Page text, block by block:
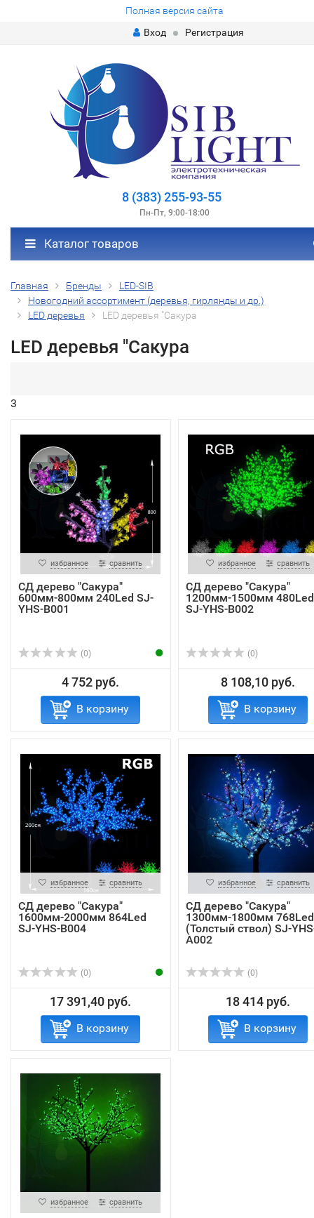
Полная версия сайта
Вход
Регистрация
8 (383) 255-93-55
Пн-Пт, 9:00-18:00
Каталог товаров
Главная Бренды
LED-SIB
Новогодний ассортимент (деревья, гирлянды и др.)
LED деревья
LED деревья "Сакура
LED деревья "Сакура
3
избранное сравнить
СД дерево "Сакура"
600мм-800мм 240Led SJ-
YHS-B001
(0)
4 752 руб.
В корзину
избранное сравнить
СД дерево "Сакура"
1200мм-1500мм 480Led
SJ-YHS-B002
(0)
8 108,10 руб.
В корзину
избранное сравнить
СД дерево "Сакура"
1600мм-2000мм 864Led
SJ-YHS-B004
(0)
17 391,40 руб.
В корзину
избранное сравнить
СД дерево "Сакура"
1300мм-1800мм 768Led
(Толстый ствол) SJ-
A002
(0)
18 414 руб.
В корзину
избранное сравнить